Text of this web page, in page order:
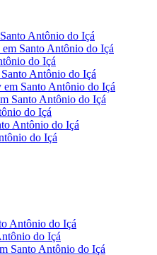
Santo Antônio do Içá
em Santo Antônio do Içá
do Içá
Santo Antônio do Içá
em Santo Antônio do Içá
Santo Antônio do Içá
do Içá
Antônio do Içá
do Içá
Antônio do Içá
do Içá
Santo Antônio do Içá